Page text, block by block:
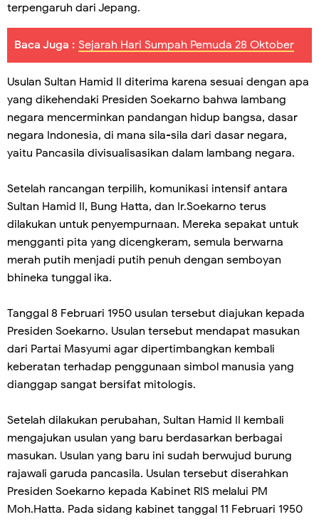
terpengaruh dari Jepang.
Baca Juga : Sejarah Hari Sumpah Pemuda 28 Oktober
Usulan Sultan Hamid II diterima karena sesuai dengan apa
yang dikehendaki Presiden Soekarno bahwa lambang
negara mencerminkan pandangan hidup bangsa, dasar
negara Indonesia, di mana sila-sila dari dasar negara,
yaitu Pancasila divisualisasikan dalam lambang negara.
Setelah rancangan terpilih, komunikasi intensif antara
Sultan Hamid II, Bung Hatta, dan Ir.Soekarno terus
dilakukan untuk penyempurnaan. Mereka sepakat untuk
mengganti pita yang dicengkeram, semula berwarna
merah putih menjadi putih penuh dengan semboyan
bhineka tunggal ika.
Tanggal 8 Februari 1950 usulan tersebut diajukan kepada
Presiden Soekarno. Usulan tersebut mendapat masukan
dari Partai Masyumi agar dipertimbangkan kembali
keberatan terhadap penggunaan simbol manusia yang
dianggap sangat bersifat mitologis.
Setelah dilakukan perubahan, Sultan Hamid II kembali
mengajukan usulan yang baru berdasarkan berbagai
masukan. Usulan yang baru ini sudah berwujud burung
rajawali garuda pancasila. Usulan tersebut diserahkan
Presiden Soekarno kepada Kabinet RIS melalui PM
Moh.Hatta. Pada sidang kabinet tanggal 11 Februari 1950